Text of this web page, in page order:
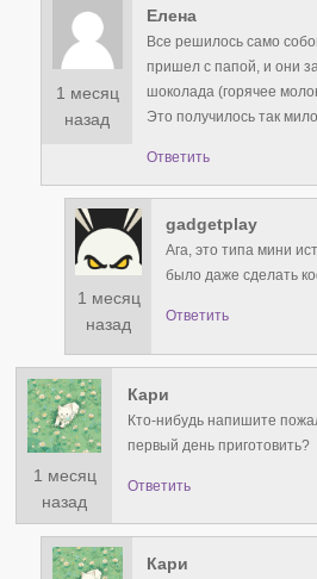
1 месяц
назад
Елена
Все решилось само
пришел с папой, и они
шоколада (горячее
Это получилось так
Ответить
1 месяц
назад
gadgetplay
Ага, это типа мини
было даже сделать
Ответить
1 месяц
назад
Кари
Кто-нибудь напишите
первый день приготовить?
Ответить
Кари